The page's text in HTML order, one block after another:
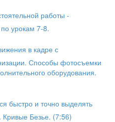
работы -
урокам 7-8.
в кадре с
Способы фотосъемки
оборудования.
быстро и точно выделять
Кривые Безье. (7:56)